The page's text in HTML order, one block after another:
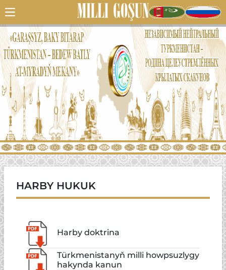
HARBY HUKUK
Harby doktrina
Türkmenistanyň milli howpsuzlygy
hakynda kanun